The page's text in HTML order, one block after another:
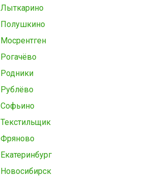
Лыткарино
Полушкино
Мосрентген
Рогачёво
Родники
Рублёво
Софьино
Текстильщик
Фряново
Екатеринбург
Новосибирск